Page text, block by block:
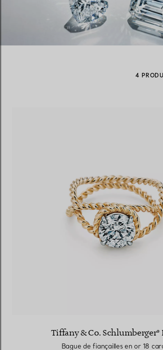
Alliances pour femme
4
Tiffany & Co. Schlumberger®
Bague de fiançailles en or 18